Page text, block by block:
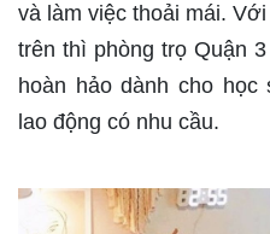
và làm việc thoải mái.
trên thì phòng trọ Quận
hoàn hảo dành cho
lao động có nhu cầu.